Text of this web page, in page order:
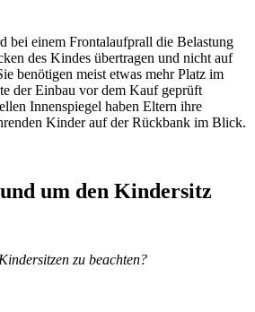
bei einem Frontalaufprall die Belastung
des Kindes übertragen und nicht auf
benötigen meist etwas mehr Platz im
der Einbau vor dem Kauf geprüft
Innenspiegel haben Eltern ihre
Kinder auf der Rückbank im Blick.
um den Kindersitz
zu beachten?